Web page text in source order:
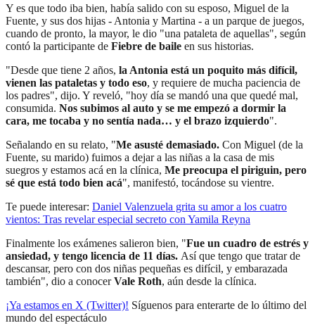
Y es que todo iba bien, había salido con su esposo, Miguel de la
Fuente, y sus dos hijas - Antonia y Martina - a un parque de juegos,
cuando de pronto, la mayor, le dio "una pataleta de aquellas", según
contó la participante de Fiebre de baile en sus historias.
"Desde que tiene 2 años, la Antonia está un poquito más difícil,
vienen las pataletas y todo eso, y requiere de mucha paciencia de
los padres", dijo. Y reveló, "hoy día se mandó una que quedé mal,
consumida. Nos subimos al auto y se me empezó a dormir la
cara, me tocaba y no sentía nada… y el brazo izquierdo".
Señalando en su relato, "Me asusté demasiado. Con Miguel (de la
Fuente, su marido) fuimos a dejar a las niñas a la casa de mis
suegros y estamos acá en la clínica, Me preocupa el piriguin, pero
sé que está todo bien acá", manifestó, tocándose su vientre.
Te puede interesar: Daniel Valenzuela grita su amor a los cuatro
vientos: Tras revelar especial secreto con Yamila Reyna
Finalmente los exámenes salieron bien, "Fue un cuadro de estrés y
ansiedad, y tengo licencia de 11 días. Así que tengo que tratar de
descansar, pero con dos niñas pequeñas es difícil, y embarazada
también", dio a conocerVale Roth, aún desde la clínica.
¡Ya estamos en X (Twitter)! Síguenos para enterarte de lo último del
mundo del espectáculo